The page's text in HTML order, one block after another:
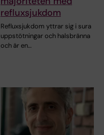
refluxsjukdom
Refluxsjukdom yttrar sig i sura
uppstötningar och halsbränna
och är en…